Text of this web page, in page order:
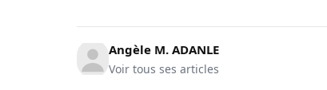
Angèle M. ADANLE
Voir tous ses articles